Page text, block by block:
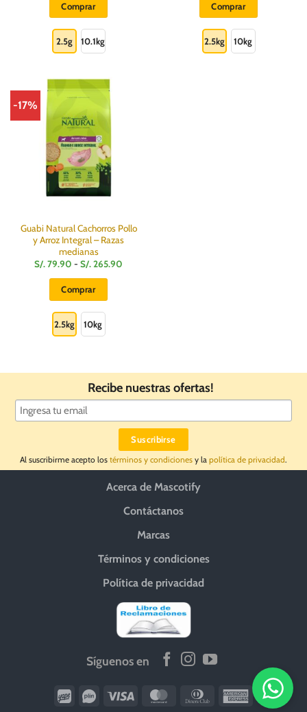
Comprar
producto
tiene
variantes.
Las
opciones
se
pueden
elegir
en
la
página
producto
2.5g 10.1kg
Comprar
producto
tiene
2.5kg 10kg
-17%
Guabi Natural Cachorros Pollo
y Arroz Integral – Razas
medianas
S/.79.90 - S/.265.90
Comprar
producto
tiene
opciones
se
pueden
la
2.5kg 10kg
Recibe nuestras ofertas!
Al suscribirme acepto los términos y condiciones y la política de privacidad.
Acerca de Mascotify
Contáctanos
Marcas
Términos y condiciones
Política de privacidad
Síguenos en
Wirecard
Vipps Visa MasterCardDinners
American